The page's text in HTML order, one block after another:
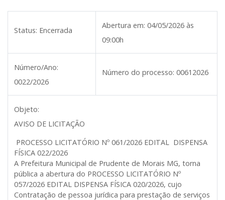
Status: Encerrada
Abertura em: 04/05/2026 às
09:00h
Número/Ano:
0022/2026
Número do processo: 00612026
Objeto:
AVISO DE LICITAÇÃO
PROCESSO LICITATÓRIO Nº 061/2026 EDITAL DISPENSA
FÍSICA 022/2026
A Prefeitura Municipal de Prudente de Morais MG, torna
pública a abertura do PROCESSO LICITATÓRIO Nº
057/2026 EDITAL DISPENSA FÍSICA 020/2026, cujo
Contratação de pessoa jurídica para prestação de serviços